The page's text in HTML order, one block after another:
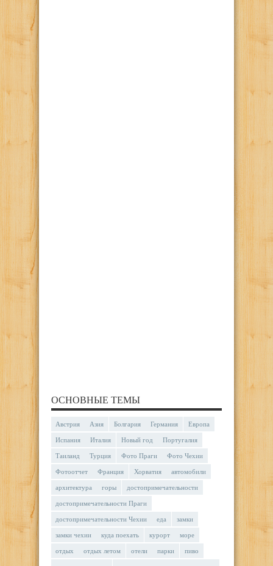
ОСНОВНЫЕ ТЕМЫ
Австрия Азия Болгария Германия Европа
Испания Италия Новый год Португалия
Таиланд Турция Фото Праги Фото Чехии
Фотоотчет Франция Хорватия автомобили
архитектура горы достопримечательности
достопримечательности Праги
достопримечательности Чехии еда замки
замки чехии куда поехать курорт море
отдых отдых летом отели парки пиво